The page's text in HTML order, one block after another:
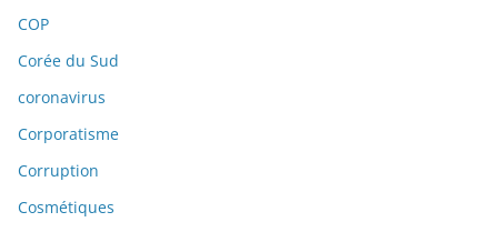
COP
Corée du Sud
coronavirus
Corporatisme
Corruption
Cosmétiques